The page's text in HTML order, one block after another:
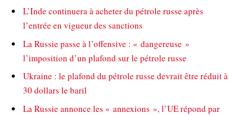
L’Inde continuera à acheter du pétrole russe après
l’entrée en vigueur des sanctions
La Russie passe à l’offensive : « dangereuse »
l’imposition d’un plafond sur le pétrole russe
Ukraine : le plafond du pétrole russe devrait être réduit à
30 dollars le baril
La Russie annonce les « annexions », l’UE répond par